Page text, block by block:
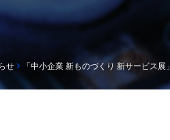
せ 「中小企業 新ものづくり 新サービス